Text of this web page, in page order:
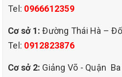
Tel: 0966612359
Cơ sở 1: Đường Thái Hà –
Tel: 0912823876
Cơ sở 2: Giảng Võ - Quận